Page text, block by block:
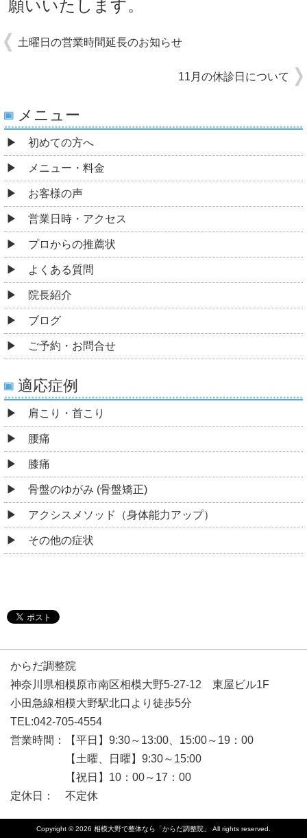
願いいたします。
土曜日の営業時間延長のお知らせ
11月の休診日について
メニュー
初めての方へ
メニュー・料金
お客様の声
営業日時・アクセス
プロからの推薦状
よくある質問
院長紹介
ブログ
ご予約・お問合せ
適応症例
肩こり・首こり
腰痛
膝痛
骨盤のゆがみ (骨盤矯正)
アクシスメソッド（身体能力アップ）
その他の症状
からだ調整院
神奈川県相模原市南区相模大野5-27-12 東屋ビル1F
小田急線相模大野駅北口より徒歩5分
TEL:042-705-4554
営業時間：【平日】9:30～13:00、15:00～19：00
【土曜、日曜】9:30～15:00
【祝日】10：00～17：00
定休日： 不定休
Copyright © 2026 相模大野で整体なら「からだ調整院」 All rights reserved.